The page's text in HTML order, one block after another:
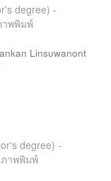
degree) -
าพพิมพ์
Linsuwanont
degree) -
าพพิมพ์